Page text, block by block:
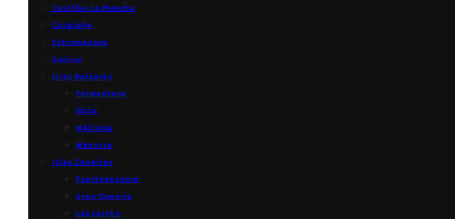
Castilla-La Mancha
Cataluña
Extremadura
Galicia
Islas Baleares
Formentera
Ibiza
Mallorca
Menorca
Islas Canarias
Fuerteventura
Gran Canaria
Lanzarote